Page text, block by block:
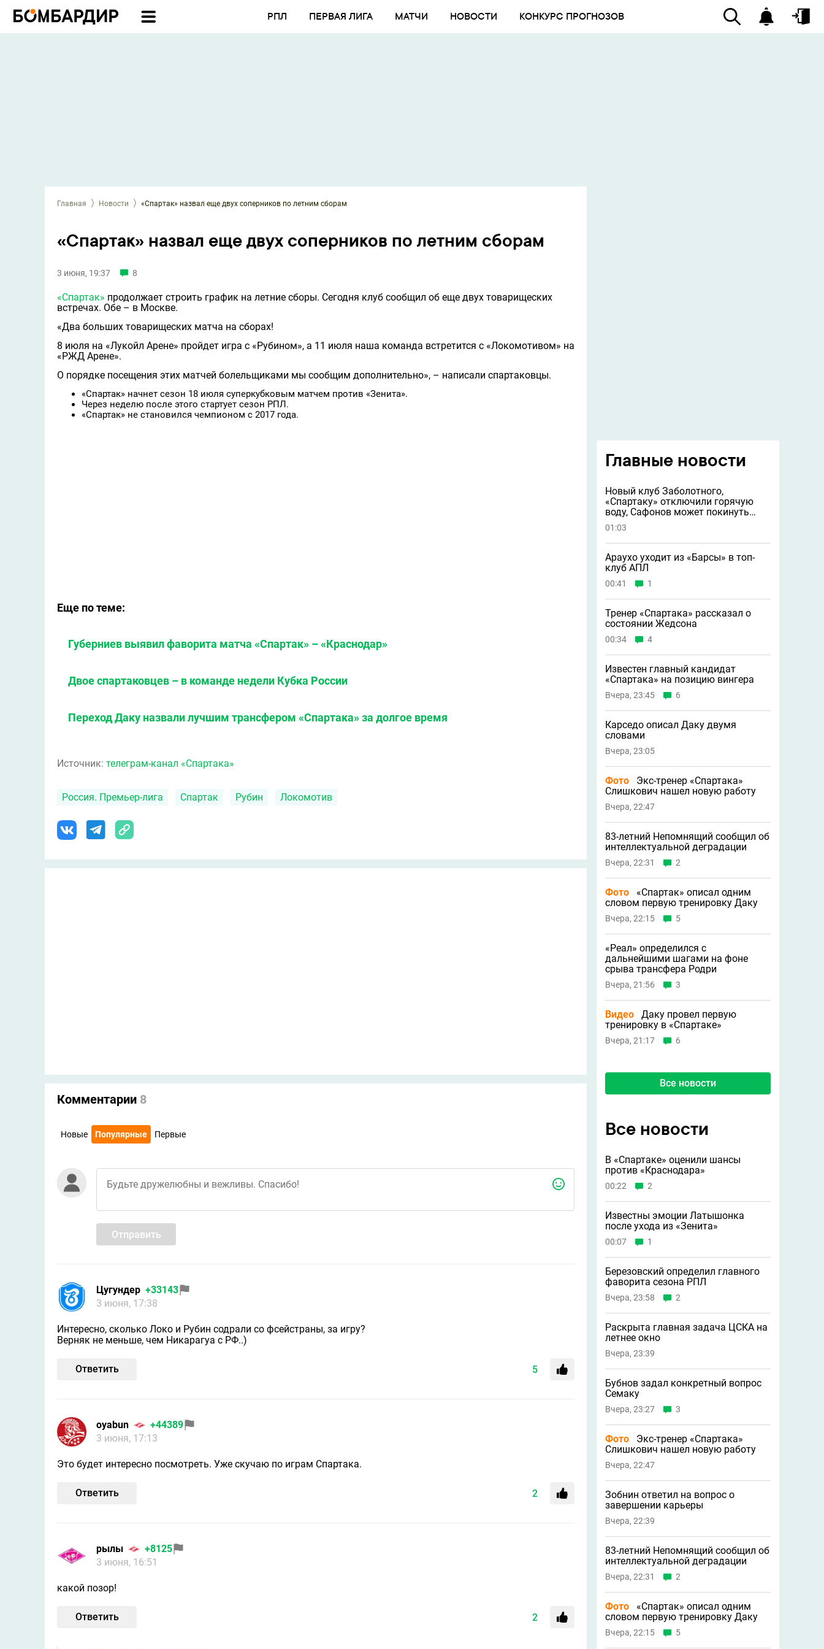
РПЛ ПЕРВАЯ ЛИГА МАТЧИ НОВОСТИ КОНКУРС ПРОГНОЗОВ
Главная Новости «Спартак» назвал еще двух соперников по летним сборам
«Спартак» назвал еще двух соперников по летним сборам
3 июня, 19:37 8
«Спартак» продолжает строить график на летние сборы. Сегодня клуб сообщил об еще двух товарищеских
встречах. Обе – в Москве.
«Два больших товарищеских матча на сборах!
8 июля на «Лукойл Арене» пройдет игра с «Рубином», а 11 июля наша команда встретится с «Локомотивом» на
«РЖД Арене».
О порядке посещения этих матчей болельщиками мы сообщим дополнительно», – написали спартаковцы.
«Спартак» начнет сезон 18 июля суперкубковым матчем против «Зенита».
Через неделю после этого стартует сезон РПЛ.
«Спартак» не становился чемпионом с 2017 года.
Еще по теме:
Губерниев выявил фаворита матча «Спартак» – «Краснодар»
Двое спартаковцев – в команде недели Кубка России
Переход Даку назвали лучшим трансфером «Спартака» за долгое время
Источник: телеграм-канал «Спартака»
Россия. Премьер-лига Спартак Рубин Локомотив
Комментарии 8
Новые Популярные Первые
Отправить
Цугундeр +33143
3 июня, 17:38
Интересно, сколько Локо и Рубин содрали со фсейстраны, за игру?
Верняк не меньше, чем Никарагуа с РФ..)
Ответить 5
oyabun
+44389
3 июня, 17:13
Это будет интересно посмотреть. Уже скучаю по играм Спартака.
Ответить 2
рылы
+8125
3 июня, 16:51
какой позор!
Ответить 2
Главные новости
Новый клуб Заболотного,
«Спартаку» отключили горячую
воду, Сафонов может покинуть
«ПСЖ» и другие новости
01:03
Араухо уходит из «Барсы» в топ-
клуб АПЛ
00:41 1
Тренер «Спартака» рассказал о
состоянии Жедсона
00:34 4
Известен главный кандидат
«Спартака» на позицию вингера
Вчера, 23:45 6
Карседо описал Даку двумя
словами
Вчера, 23:05
Фото
Экс-тренер «Спартака»
Слишкович нашел новую работу
Вчера, 22:47
83-летний Непомнящий сообщил об
интеллектуальной деградации
Вчера, 22:31 2
Фото
«Спартак» описал одним
словом первую тренировку Даку
Вчера, 22:15 5
«Реал» определился с
дальнейшими шагами на фоне
срыва трансфера Родри
Вчера, 21:56 3
Видео
Даку провел первую
тренировку в «Спартаке»
Вчера, 21:17 6
Все новости
Все новости
В «Спартаке» оценили шансы
против «Краснодара»
00:22 2
Известны эмоции Латышонка
после ухода из «Зенита»
00:07 1
Березовский определил главного
фаворита сезона РПЛ
Вчера, 23:58 2
Раскрыта главная задача ЦСКА на
летнее окно
Вчера, 23:39
Бубнов задал конкретный вопрос
Семаку
Вчера, 23:27 3
Фото
Экс-тренер «Спартака»
Слишкович нашел новую работу
Вчера, 22:47
Зобнин ответил на вопрос о
завершении карьеры
Вчера, 22:39
83-летний Непомнящий сообщил об
интеллектуальной деградации
Вчера, 22:31 2
Фото
«Спартак» описал одним
словом первую тренировку Даку
Вчера, 22:15 5